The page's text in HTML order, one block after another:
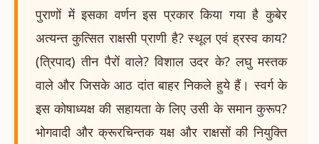
पुराणों में इसका वर्णन इस प्रकार किया गया है कुबेर
अत्यन्त कुत्सित राक्षसी प्राणी है? स्थूल एवं ह्रस्व काय?
(त्रिपाद) तीन पैरों वाले? विशाल उदर के? लघु मस्तक
वाले और जिसके आठ दांत बाहर निकले हुये हैं। स्वर्ग के
इस कोषाध्यक्ष की सहायता के लिए उसी के समान कुरूप?
भोगवादी और क्रूरचिन्तक यक्ष और राक्षसों की नियुक्ति